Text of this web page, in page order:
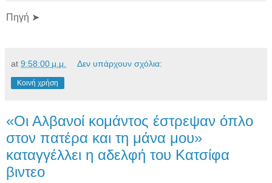
Πηγή ➤
at 9:58:00 μ.μ. Δεν υπάρχουν σχόλια:
Κοινή χρήση
«Οι Αλβανοί κομάντος έστρεψαν όπλο
στον πατέρα και τη μάνα μου»
καταγγέλλει η αδελφή του Κατσίφα
βιντεο